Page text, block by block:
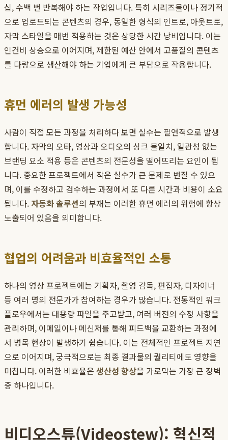
십, 수백 번 반복해야 하는 작업입니다. 특히 시리즈물이나 정기적
으로 업로드되는 콘텐츠의 경우, 동일한 형식의 인트로, 아웃트로,
자막 스타일을 매번 적용하는 것은 상당한 시간 낭비입니다. 이는
인건비 상승으로 이어지며, 제한된 예산 안에서 고품질의 콘텐츠
를 다량으로 생산해야 하는 기업에게 큰 부담으로 작용합니다.
휴먼 에러의 발생 가능성
사람이 직접 모든 과정을 처리하다 보면 실수는 필연적으로 발생
합니다. 자막의 오타, 영상과 오디오의 싱크 불일치, 일관성 없는
브랜딩 요소 적용 등은 콘텐츠의 전문성을 떨어뜨리는 요인이 됩
니다. 중요한 프로젝트에서 작은 실수가 큰 문제로 번질 수 있으
며, 이를 수정하고 검수하는 과정에서 또 다른 시간과 비용이 소요
됩니다. 자동화 솔루션의 부재는 이러한 휴먼 에러의 위험에 항상
노출되어 있음을 의미합니다.
협업의 어려움과 비효율적인 소통
하나의 영상 프로젝트에는 기획자, 촬영 감독, 편집자, 디자이너
등 여러 명의 전문가가 참여하는 경우가 많습니다. 전통적인 워크
플로우에서는 대용량 파일을 주고받고, 여러 버전의 수정 사항을
관리하며, 이메일이나 메신저를 통해 피드백을 교환하는 과정에
서 병목 현상이 발생하기 쉽습니다. 이는 전체적인 프로젝트 지연
으로 이어지며, 궁극적으로는 최종 결과물의 퀄리티에도 영향을
미칩니다. 이러한 비효율은 생산성 향상을 가로막는 가장 큰 장벽
중 하나입니다.
비디오스튜(Videostew): 혁신적